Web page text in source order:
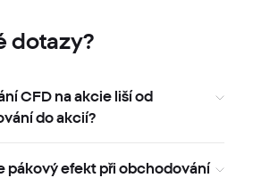
dotazy?
CFD na akcie liší od
do akcií?
pákový efekt při obchodování